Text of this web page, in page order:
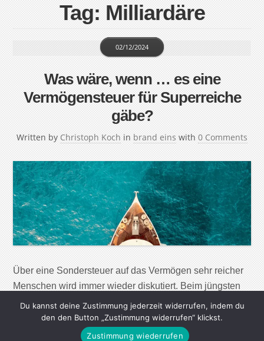
Tag: Milliardäre
Was wäre, wenn … es eine
Vermögensteuer für Superreiche
gäbe?
Written by Christoph Koch
02/12/2024
in brand eins with 0 Comments
Über eine Sondersteuer auf das Vermögen sehr reicher
Menschen wird immer wieder diskutiert. Beim jüngsten
G20-Gipfel machte der brasilianische Präsident Lula da
Silva einen konkreten Vorschlag: Alle Individuen, die
mindestens eine Milliarde Dollar besitzen, sollen darauf
Du kannst deine Zustimmung jederzeit widerrufen, indem du
den den Button „Zustimmung widerrufen“ klickst.
Zustimmung wiederrufen